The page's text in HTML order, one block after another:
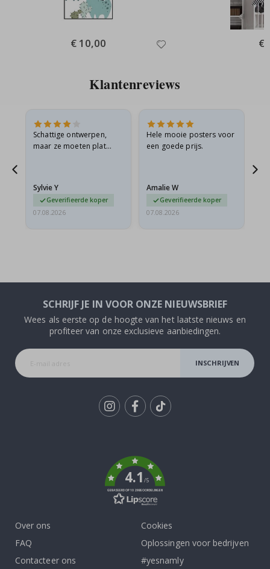
Special
Price
€ 10,00 €
Klantenreviews
Schattige ontwerpen,
maar ze moeten plat
beetje…
Sylvie Y
Geverifieerde koper
07.08.2026
Hele mooie posters voor
een goede prijs.
Amalie W
Geverifieerde koper
07.08.2026
SCHRIJF JE IN VOOR ONZE NIEUWSBRIEF
Wees als eerste op de hoogte van het laatste nieuws en
profiteer van onze exclusieve aanbiedingen.
INSCHRIJVEN
4.1/5
GEBASEERD OP 1029 BEOORDELINGEN
Over ons
FAQ
Contacteer ons
Cookies
Oplossingen voor bedrijven
#yesnamly